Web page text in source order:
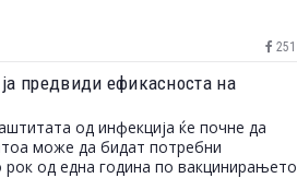
251
предвиди ефикасноста на
од инфекција ќе почне да
може да бидат потребни
рок од една година по вакцинирањето